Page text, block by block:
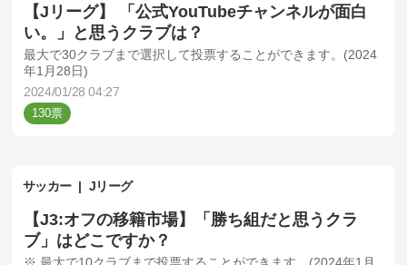
【Jリーグ】 「公式YouTubeチャンネルが面白
い。」と思うクラブは？
最大で30クラブまで選択して投票することができます。(2024
年1月28日)
2024/01/28 04:27
130
サッカー Jリーグ
【J3:オフの移籍市場】「勝ち組だと思うクラ
ブ」はどこですか？